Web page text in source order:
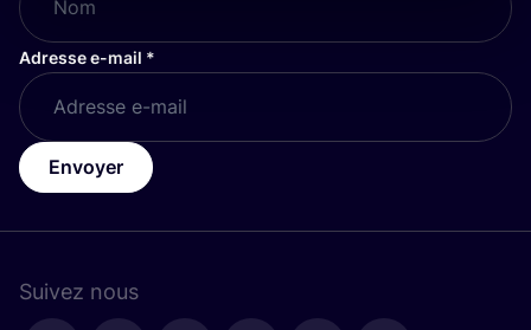
Adresse e-mail *
Envoyer
Suivez nous